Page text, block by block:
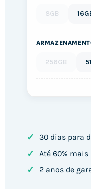
8GB
256GB
✓ 30 dias para
✓ Até 60%
✓ 2 anos de